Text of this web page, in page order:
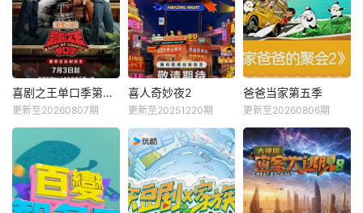
喜剧之王单口季第三季
更新至20260807期
喜人奇妙夜2
更新至20251220期
爸爸当家第五季
更新至20260806期